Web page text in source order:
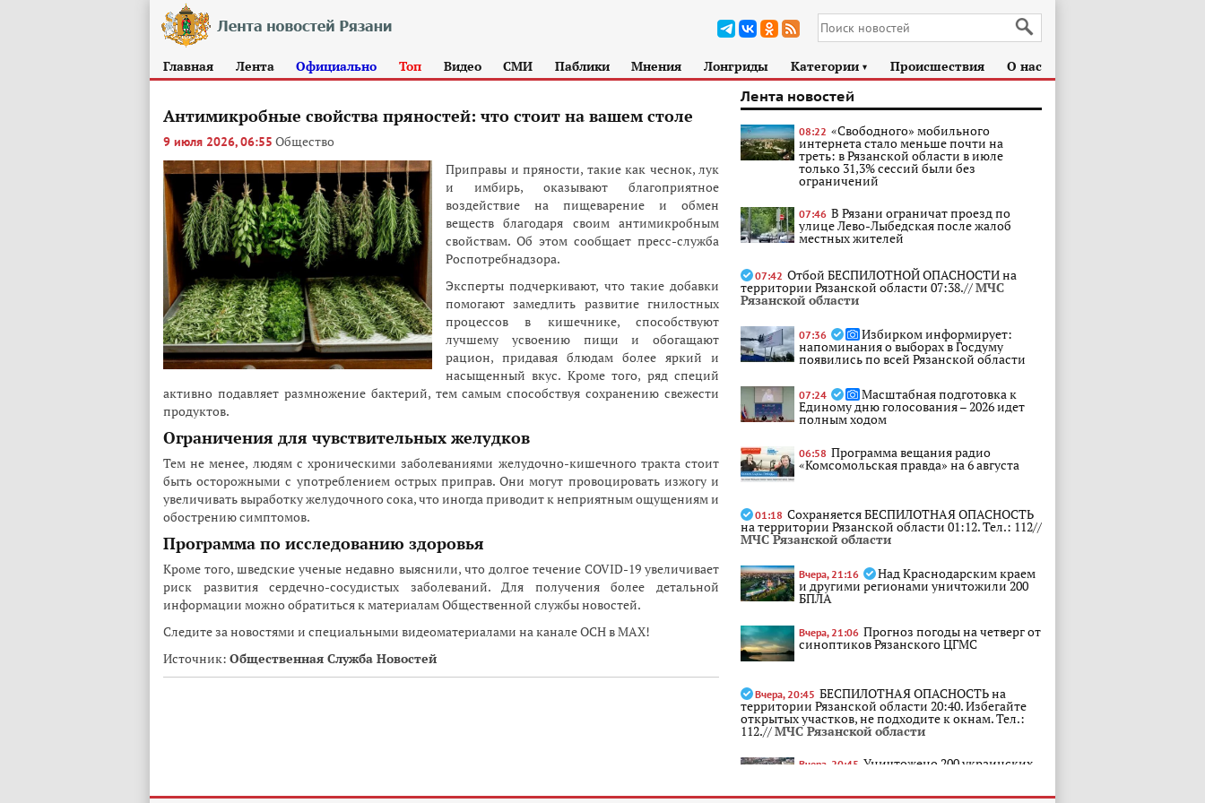
Главная Лента Официально Топ Видео СМИ Паблики Мнения Лонгриды Категории ► Происшествия О нас
Антимикробные свойства пряностей: что стоит на вашем столе
9 июля 2026, 06:55 Общество
Приправы и пряности, такие как чеснок, лук
и имбирь, оказывают благоприятное
воздействие на пищеварение и обмен
веществ благодаря своим антимикробным
свойствам. Об этом сообщает пресс-служба
Роспотребнадзора.
Эксперты подчеркивают, что такие добавки
помогают замедлить развитие гнилостных
процессов в кишечнике, способствуют
лучшему усвоению пищи и обогащают
рацион, придавая блюдам более яркий и
насыщенный вкус. Кроме того, ряд специй
активно подавляет размножение бактерий, тем самым способствуя сохранению свежести
продуктов.
Ограничения для чувствительных желудков
Тем не менее, людям с хроническими заболеваниями желудочно-кишечного тракта стоит
быть осторожными с употреблением острых приправ. Они могут провоцировать изжогу и
увеличивать выработку желудочного сока, что иногда приводит к неприятным ощущениям и
обострению симптомов.
Программа по исследованию здоровья
Кроме того, шведские ученые недавно выяснили, что долгое течение COVID-19 увеличивает
риск развития сердечно-сосудистых заболеваний. Для получения более детальной
информации можно обратиться к материалам Общественной службы новостей.
Следите за новостями и специальными видеоматериалами на канале ОСН в MAX!
Источник: Общественная Служба Новостей
Лента новостей
08:22 «Свободного» мобильного
интернета стало меньше почти на
треть: в Рязанской области в июле
только 31,3% сессий были без
ограничений
07:46 В Рязани ограничат проезд по
улице Лево-Лыбедская после жалоб
местных жителей
07:42 Отбой БЕСПИЛОТНОЙ ОПАСНОСТИ на
территории Рязанской области 07:38.//МЧС
Рязанской области
07:36 Избирком информирует:
напоминания о выборах в Госдуму
появились по всей Рязанской области
07:24 Масштабная подготовка к
Единому дню голосования – 2026 идет
полным ходом
06:58 Программа вещания радио
«Комсомольская правда» на 6 августа
01:18 Сохраняется БЕСПИЛОТНАЯ ОПАСНОСТЬ
на территории Рязанской области 01:12. Тел.: 112//
МЧС Рязанской области
Вчера, 21:16 Над Краснодарским краем
и другими регионами уничтожили 200
БПЛА
Вчера, 21:06 Прогноз погоды на четверг от
синоптиков Рязанского ЦГМС
Вчера, 20:45 БЕСПИЛОТНАЯ ОПАСНОСТЬ на
территории Рязанской области 20:40. Избегайте
открытых участков, не подходите к окнам. Тел.:
112.//МЧС Рязанской области
Вчера, 20:45 Уничтожено 200 украинских